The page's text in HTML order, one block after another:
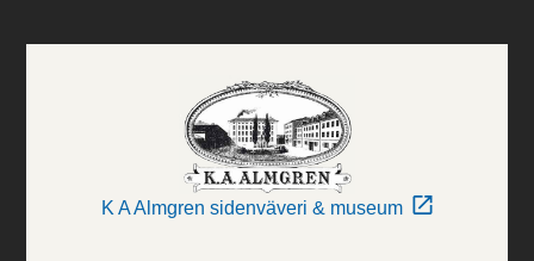
K A Almgren sidenväveri & museum